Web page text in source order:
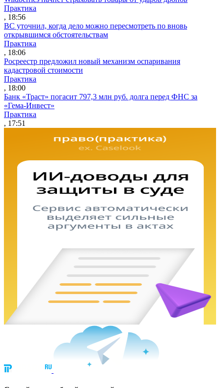
Практика
, 18:56
ВС уточнил, когда дело можно пересмотреть по вновь
открывшимся обстоятельствам
Практика
, 18:06
Росреестр предложил новый механизм оспаривания
кадастровой стоимости
Практика
, 18:00
Банк «Траст» погасит 797,3 млн руб. долга перед ФНС за
«Гема-Инвест»
Практика
, 17:51